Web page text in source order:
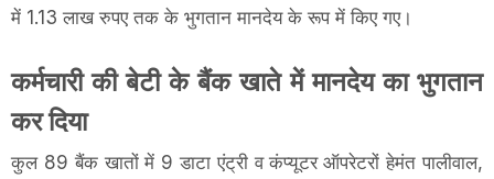
में 1.13 लाख रुपए तक के भुगतान मानदेय के रूप में किए गए।
कर्मचारी की बेटी के बैंक खाते में मानदेय का भुगतान
कर दिया
कुल 89 बैंक खातों में 9 डाटा एंट्री व कंप्यूटर ऑपरेटरों हेमंत पालीवाल,